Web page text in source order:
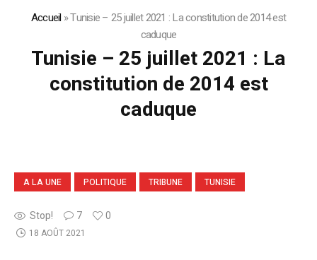
Accueil »Tunisie – 25 juillet 2021 : La constitution de 2014 est
caduque
Tunisie – 25 juillet 2021 : La
constitution de 2014 est
caduque
A LA UNE POLITIQUE TRIBUNE TUNISIE
Stop! 7 0
18 AOÛT 2021